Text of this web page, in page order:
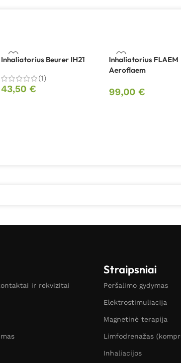
Inhaliatorius Beurer IH21
(1)
43,50 €
Inhaliatorius FLAEM
Aeroflaem
99,00 €
ir rekvizitai
Straipsniai
Peršalimo gydymas
Elektrostimuliacija
Magnetinė terapija
Limfodrenažas
Inhaliacijos